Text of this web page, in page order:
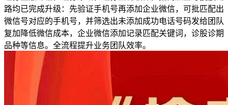
路均已完成升级：先验证手机号再添加企业微信，可批匹配出
微信号对应的手机号，并筛选出未添加成功电话号码发给团队
复加降低微信成本，企业微信添加记录匹配关键词，诊股诊期
品种等信息。全流程提升业务团队效率。